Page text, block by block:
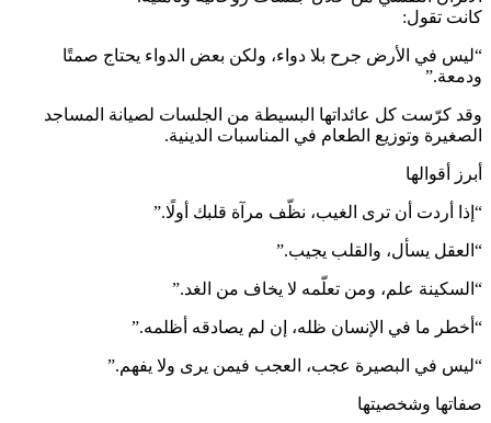
كانت تقول:
“ليس في الأرض جرح بلا دواء، ولكن بعض الدواء يحتاج صمتًا
ودمعة.”
وقد كرّست كل عائداتها البسيطة من الجلسات لصيانة المساجد
الصغيرة وتوزيع الطعام في المناسبات الدينية.
أبرز أقوالها
“إذا أردت أن ترى الغيب، نظّف مرآة قلبك أولًا.”
“العقل يسأل، والقلب يجيب.”
“السكينة علم، ومن تعلّمه لا يخاف من الغد.”
“أخطر ما في الإنسان ظله، إن لم يصادقه أظلمه.”
“ليس في البصيرة عجب، العجب فيمن يرى ولا يفهم.”
صفاتها وشخصيتها